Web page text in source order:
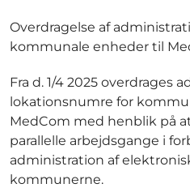
Overdragelse af
kommunale enheder til
Fra d. 1/4 2025 overdrages
lokationsnumre for
MedCom med henblik på
parallelle arbejdsgange i
administration af
kommunerne.